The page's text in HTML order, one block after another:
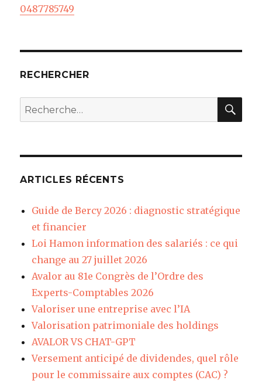
0487785749
RECHERCHER
Recherche
pour
ARTICLES RÉCENTS
Guide de Bercy 2026 : diagnostic stratégique
et financier
Loi Hamon information des salariés : ce qui
change au 27 juillet 2026
Avalor au 81e Congrès de l’Ordre des
Experts-Comptables 2026
Valoriser une entreprise avec l’IA
Valorisation patrimoniale des holdings
AVALOR VS CHAT-GPT
Versement anticipé de dividendes, quel rôle
pour le commissaire aux comptes (CAC) ?